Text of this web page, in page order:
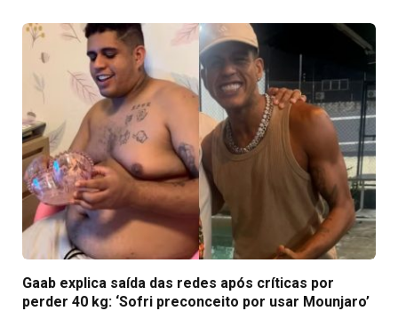
Gaab explica saída das redes após críticas por
perder 40 kg: ‘Sofri preconceito por usar Mounjaro’